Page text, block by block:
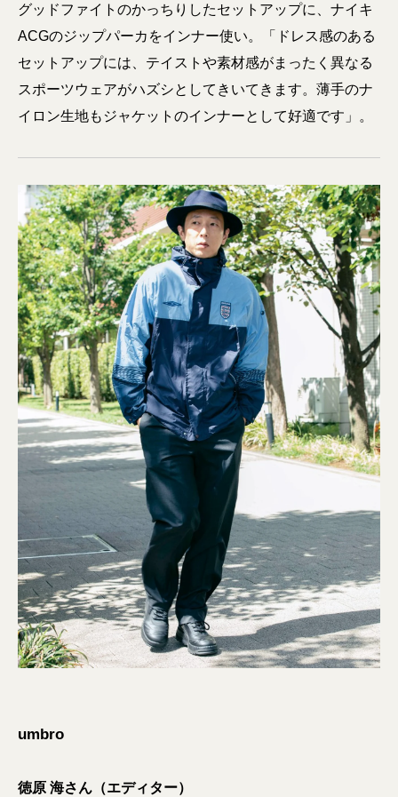
グッドファイトのかっちりしたセットアップに、ナイキ
ACGのジップパーカをインナー使い。「ドレス感のある
セットアップには、テイストや素材感がまったく異なる
スポーツウェアがハズシとしてきいてきます。薄手のナ
イロン生地もジャケットのインナーとして好適です」。
umbro
徳原 海さん（エディター）